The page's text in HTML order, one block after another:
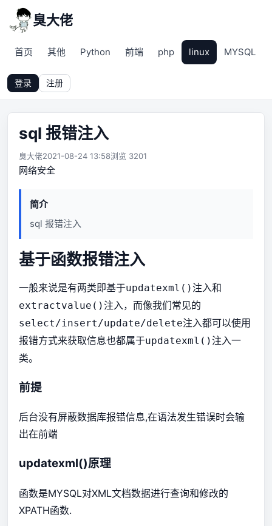
臭大佬
首页 其他 Python 前端 php linux MYSQL
登录 注册
sql 报错注入
臭大佬2021-08-24 13:58浏览 3201
网络安全
简介
sql 报错注入
基于函数报错注入
一般来说是有两类即基于updatexml()注入和
extractvalue()注入，而像我们常见的
select/insert/update/delete注入都可以使用
报错方式来获取信息也都属于updatexml()注入一
类。
前提
后台没有屏蔽数据库报错信息,在语法发生错误时会输
出在前端
updatexml()原理
函数是MYSQL对XML文档数据进行查询和修改的
XPATH函数.